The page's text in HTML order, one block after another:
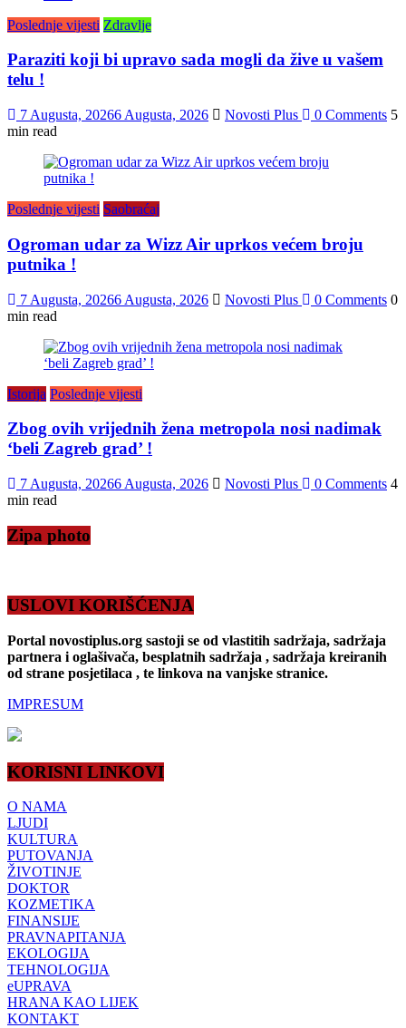
Poslednje vijesti Zdravlje
Paraziti koji bi upravo sada mogli da žive u vašem
telu !
7 Augusta, 20266 Augusta, 2026 Novosti Plus 0 Comments 5
min read
Poslednje vijesti Saobraćaj
Ogroman udar za Wizz Air uprkos većem broju
putnika !
7 Augusta, 20266 Augusta, 2026 Novosti Plus 0 Comments 0
min read
Istorija Poslednje vijesti
Zbog ovih vrijednih žena metropola nosi nadimak
‘beli Zagreb grad’ !
7 Augusta, 20266 Augusta, 2026 Novosti Plus 0 Comments 4
min read
Zipa photo
USLOVI KORIŠĆENJA
Portal novostiplus.org sastoji se od vlastitih sadržaja, sadržaja
partnera i oglašivača, besplatnih sadržaja , sadržaja kreiranih
od strane posjetilaca , te linkova na vanjske stranice.
IMPRESUM
KORISNI LINKOVI
O NAMA
LJUDI
KULTURA
PUTOVANJA
ŽIVOTINJE
DOKTOR
KOZMETIKA
FINANSIJE
PRAVNAPITANJA
EKOLOGIJA
TEHNOLOGIJA
eUPRAVA
HRANA KAO LIJEK
KONTAKT